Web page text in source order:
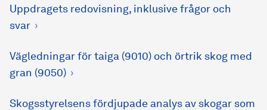
Uppdragets redovisning, inklusive frågor och
svar
Vägledningar för taiga (9010) och örtrik skog med
gran (9050)
Skogsstyrelsens fördjupade analys av skogar som